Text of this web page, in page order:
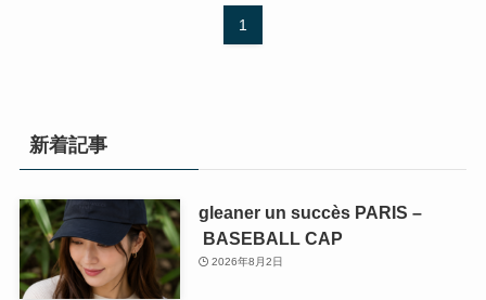
1
新着記事
gleaner un succès PARIS –
BASEBALL CAP
2026年8月2日